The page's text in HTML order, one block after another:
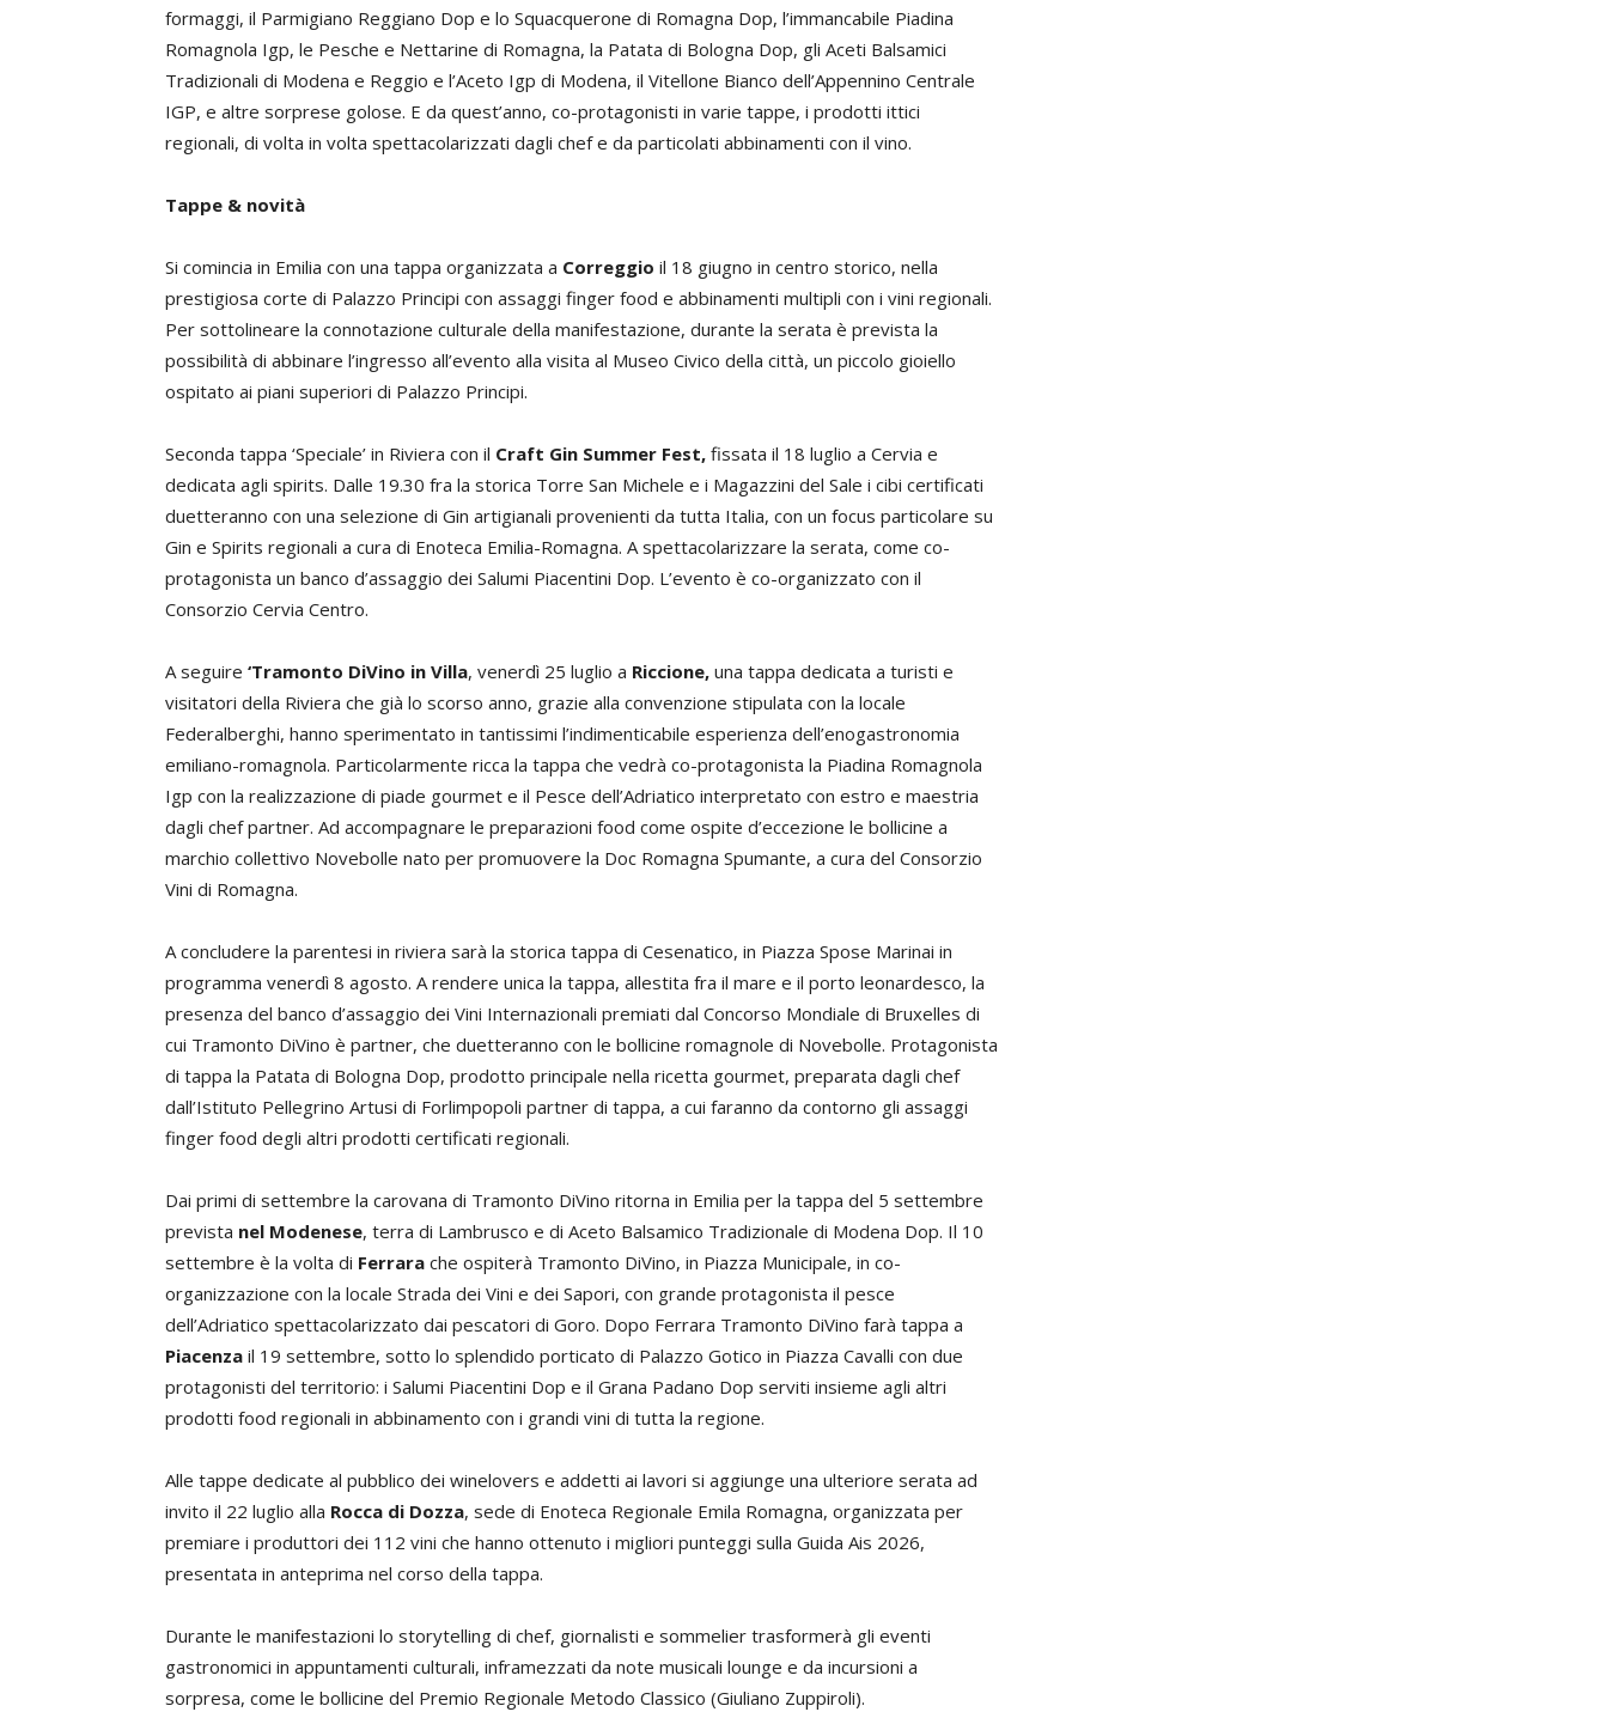
formaggi, il Parmigiano Reggiano Dop e lo Squacquerone di Romagna Dop, l’immancabile Piadina
Romagnola Igp, le Pesche e Nettarine di Romagna, la Patata di Bologna Dop, gli Aceti Balsamici
Tradizionali di Modena e Reggio e l’Aceto Igp di Modena, il Vitellone Bianco dell’Appennino Centrale
IGP, e altre sorprese golose. E da quest’anno, co-protagonisti in varie tappe, i prodotti ittici
regionali, di volta in volta spettacolarizzati dagli chef e da particolati abbinamenti con il vino.
Tappe & novità
Si comincia in Emilia con una tappa organizzata a Correggio il 18 giugno in centro storico, nella
prestigiosa corte di Palazzo Principi con assaggi finger food e abbinamenti multipli con i vini regionali.
Per sottolineare la connotazione culturale della manifestazione, durante la serata è prevista la
possibilità di abbinare l’ingresso all’evento alla visita al Museo Civico della città, un piccolo gioiello
ospitato ai piani superiori di Palazzo Principi.
Seconda tappa ‘Speciale’ in Riviera con il Craft Gin Summer Fest, fissata il 18 luglio a Cervia e
dedicata agli spirits. Dalle 19.30 fra la storica Torre San Michele e i Magazzini del Sale i cibi certificati
duetteranno con una selezione di Gin artigianali provenienti da tutta Italia, con un focus particolare su
Gin e Spirits regionali a cura di Enoteca Emilia-Romagna. A spettacolarizzare la serata, come co-
protagonista un banco d’assaggio dei Salumi Piacentini Dop. L’evento è co-organizzato con il
Consorzio Cervia Centro.
A seguire ‘Tramonto DiVino in Villa, venerdì 25 luglio a Riccione, una tappa dedicata a turisti e
visitatori della Riviera che già lo scorso anno, grazie alla convenzione stipulata con la locale
Federalberghi, hanno sperimentato in tantissimi l’indimenticabile esperienza dell’enogastronomia
emiliano-romagnola. Particolarmente ricca la tappa che vedrà co-protagonista la Piadina Romagnola
Igp con la realizzazione di piade gourmet e il Pesce dell’Adriatico interpretato con estro e maestria
dagli chef partner. Ad accompagnare le preparazioni food come ospite d’eccezione le bollicine a
marchio collettivo Novebolle nato per promuovere la Doc Romagna Spumante, a cura del Consorzio
Vini di Romagna.
A concludere la parentesi in riviera sarà la storica tappa di Cesenatico, in Piazza Spose Marinai in
programma venerdì 8 agosto. A rendere unica la tappa, allestita fra il mare e il porto leonardesco, la
presenza del banco d’assaggio dei Vini Internazionali premiati dal Concorso Mondiale di Bruxelles di
cui Tramonto DiVino è partner, che duetteranno con le bollicine romagnole di Novebolle. Protagonista
di tappa la Patata di Bologna Dop, prodotto principale nella ricetta gourmet, preparata dagli chef
dall’Istituto Pellegrino Artusi di Forlimpopoli partner di tappa, a cui faranno da contorno gli assaggi
finger food degli altri prodotti certificati regionali.
Dai primi di settembre la carovana di Tramonto DiVino ritorna in Emilia per la tappa del 5 settembre
prevista nel Modenese, terra di Lambrusco e di Aceto Balsamico Tradizionale di Modena Dop. Il 10
settembre è la volta di Ferrara che ospiterà Tramonto DiVino, in Piazza Municipale, in co-
organizzazione con la locale Strada dei Vini e dei Sapori, con grande protagonista il pesce
dell’Adriatico spettacolarizzato dai pescatori di Goro. Dopo Ferrara Tramonto DiVino farà tappa a
Piacenza il 19 settembre, sotto lo splendido porticato di Palazzo Gotico in Piazza Cavalli con due
protagonisti del territorio: i Salumi Piacentini Dop e il Grana Padano Dop serviti insieme agli altri
prodotti food regionali in abbinamento con i grandi vini di tutta la regione.
Alle tappe dedicate al pubblico dei winelovers e addetti ai lavori si aggiunge una ulteriore serata ad
invito il 22 luglio alla Rocca di Dozza, sede di Enoteca Regionale Emila Romagna, organizzata per
premiare i produttori dei 112 vini che hanno ottenuto i migliori punteggi sulla Guida Ais 2026,
presentata in anteprima nel corso della tappa.
Durante le manifestazioni lo storytelling di chef, giornalisti e sommelier trasformerà gli eventi
gastronomici in appuntamenti culturali, inframezzati da note musicali lounge e da incursioni a
sorpresa, come le bollicine del Premio Regionale Metodo Classico (Giuliano Zuppiroli).